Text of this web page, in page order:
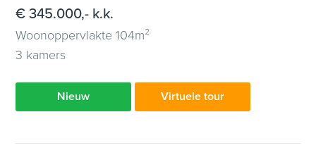
€ 345.000,- k.k.
Woonoppervlakte 104m²
3 kamers
Nieuw Virtuele tour